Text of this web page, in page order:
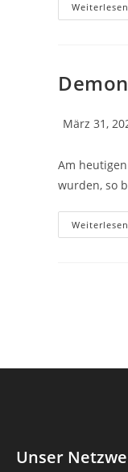
Weiterlesen
März 31,
Am
wurden, so
Weiterlesen
Unser